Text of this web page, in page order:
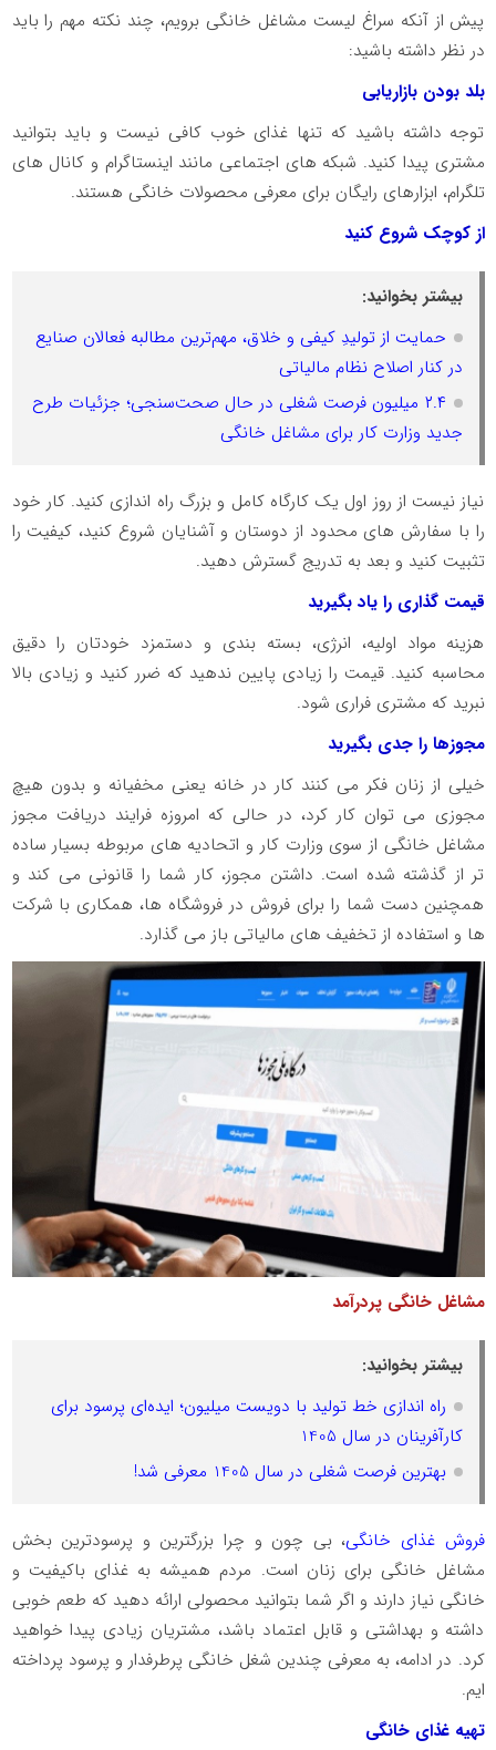
پیش از آنکه سراغ لیست مشاغل خانگی برویم، چند نکته مهم را باید
در نظر داشته باشید:
بلد بودن بازاریابی
توجه داشته باشید که تنها غذای خوب کافی نیست و باید بتوانید
مشتری پیدا کنید. شبکه های اجتماعی مانند اینستاگرام و کانال های
تلگرام، ابزارهای رایگان برای معرفی محصولات خانگی هستند.
از کوچک شروع کنید
بیشتر بخوانید:
حمایت از تولیدِ کیفی و خلاق، مهم‌ترین مطالبه فعالان صنایع
در کنار اصلاح نظام مالیاتی
۲.۴ میلیون فرصت شغلی در حال صحت‌سنجی؛ جزئیات طرح
جدید وزارت کار برای مشاغل خانگی
نیاز نیست از روز اول یک کارگاه کامل و بزرگ راه اندازی کنید. کار خود
را با سفارش های محدود از دوستان و آشنایان شروع کنید، کیفیت را
تثبیت کنید و بعد به تدریج گسترش دهید.
قیمت گذاری را یاد بگیرید
هزینه مواد اولیه، انرژی، بسته بندی و دستمزد خودتان را دقیق
محاسبه کنید. قیمت را زیادی پایین ندهید که ضرر کنید و زیادی بالا
نبرید که مشتری فراری شود.
مجوزها را جدی بگیرید
خیلی از زنان فکر می کنند کار در خانه یعنی مخفیانه و بدون هیچ
مجوزی می توان کار کرد، در حالی که امروزه فرایند دریافت مجوز
مشاغل خانگی از سوی وزارت کار و اتحادیه های مربوطه بسیار ساده
تر از گذشته شده است. داشتن مجوز، کار شما را قانونی می کند و
همچنین دست شما را برای فروش در فروشگاه ها، همکاری با شرکت
ها و استفاده از تخفیف های مالیاتی باز می گذارد.
مشاغل خانگی پردرآمد
بیشتر بخوانید:
راه اندازی خط تولید با دویست میلیون؛ ایده‌ای پرسود برای
کارآفرینان در سال 1405
بهترین فرصت شغلی در سال 1405 معرفی شد!
فروش غذای خانگی، بی چون و چرا بزرگترین و پرسودترین بخش
مشاغل خانگی برای زنان است. مردم همیشه به غذای باکیفیت و
خانگی نیاز دارند و اگر شما بتوانید محصولی ارائه دهید که طعم خوبی
داشته و بهداشتی و قابل اعتماد باشد، مشتریان زیادی پیدا خواهید
کرد. در ادامه، به معرفی چندین شغل خانگی پرطرفدار و پرسود پرداخته
ایم.
تهیه غذای خانگی